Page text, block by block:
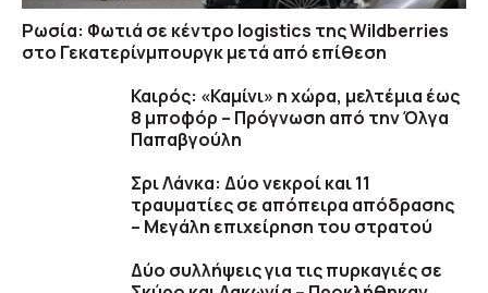
Ρωσία: Φωτιά σε κέντρο logistics της Wildberries
στο Γεκατερίνμπουργκ μετά από επίθεση
Καιρός: «Καμίνι» η χώρα, μελτέμια έως
8 μποφόρ – Πρόγνωση από την Όλγα
Παπαβγούλη
Σρι Λάνκα: Δύο νεκροί και 11
τραυματίες σε απόπειρα απόδρασης
– Μεγάλη επιχείρηση του στρατού
Δύο συλλήψεις για τις πυρκαγιές σε